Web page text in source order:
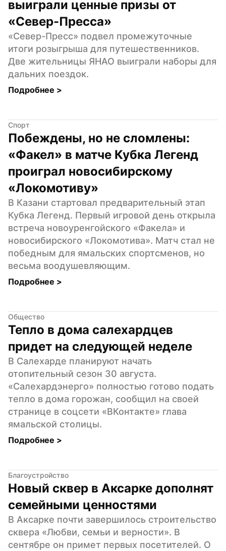
выиграли ценные призы от
«Север-Пресса»
«Север-Пресс» подвел промежуточные
итоги розыгрыша для путешественников.
Две жительницы ЯНАО выиграли наборы для
дальних поездок.
Подробнее >
Спорт
Побеждены, но не сломлены:
«Факел» в матче Кубка Легенд
проиграл новосибирскому
«Локомотиву»
В Казани стартовал предварительный этап
Кубка Легенд. Первый игровой день открыла
встреча новоуренгойского «Факела» и
новосибирского «Локомотива». Матч стал не
победным для ямальских спортсменов, но
весьма воодушевляющим.
Подробнее >
Общество
Тепло в дома салехардцев
придет на следующей неделе
В Салехарде планируют начать
отопительный сезон 30 августа.
«Салехардэнерго» полностью готово подать
тепло в дома горожан, сообщил на своей
странице в соцсети «ВКонтакте» глава
ямальской столицы.
Подробнее >
Благоустройство
Новый сквер в Аксарке дополнят
семейными ценностями
В Аксарке почти завершилось строительство
сквера «Любви, семьи и верности». В
сентябре он примет первых посетителей. О